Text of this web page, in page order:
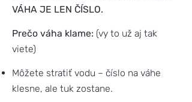
VÁHA JE LEN ČÍSLO.
Prečo váha klame: (vy to už aj tak
viete)
Môžete stratiť vodu – číslo na váhe
klesne, ale tuk zostane.